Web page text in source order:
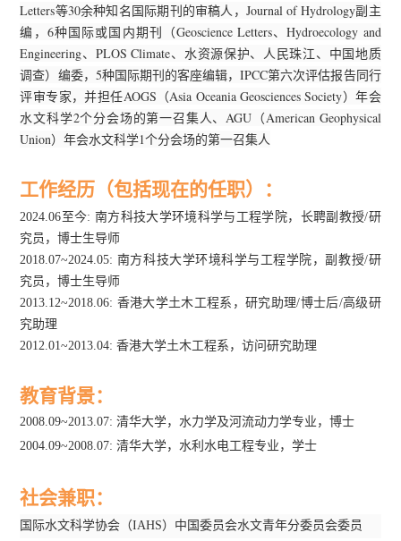
Letters等30余种知名国际期刊的审稿人， Journal of Hydrology副主
编， 6种国际或国内期刊（Geoscience Letters、Hydroecology and
Engineering、 PLOS Climate、水资源保护、人民珠江、中国地质
调查）编委， 5种国际期刊的客座编辑，IPCC第六次评估报告同行
评审专家，并担任AOGS （Asia Oceania Geosciences Society）年会
水文科学2个分会场的第一召集人、 AGU （ American Geophysical
Union）年会水文科学1个分会场的第一召集人
工作经历 （包括现在的任职） ：
2024.06至今: 南方科技大学环境科学与工程学院，长聘副教授/研
究员，博士生导师
2018.07~2024 .05: 南方科技大学环境科学与工程学院，副教授/研
究员，博士生导师
2013.12~2018.06: 香港大学土木工程系，研究助理/博士后/高级研
究助理
2012.01~2013.04:香港大学土木工程系，访问研究助理
教育背景：
2008.09~2013.07:清华大学，水力学及河流动力学专业，博士
2004.09~2008.07:清华大学，水利水电工程专业，学士
社会兼职：
国际水文科学协会（IAHS）中国委员会水文青年分委员会委员